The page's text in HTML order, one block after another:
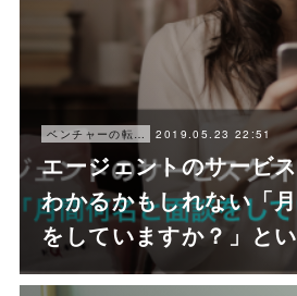
ベンチャーの転職ノウハウ 2019.05.23 22:51
エージェントのサービ
わかるかもしれない「
をしていますか？」と